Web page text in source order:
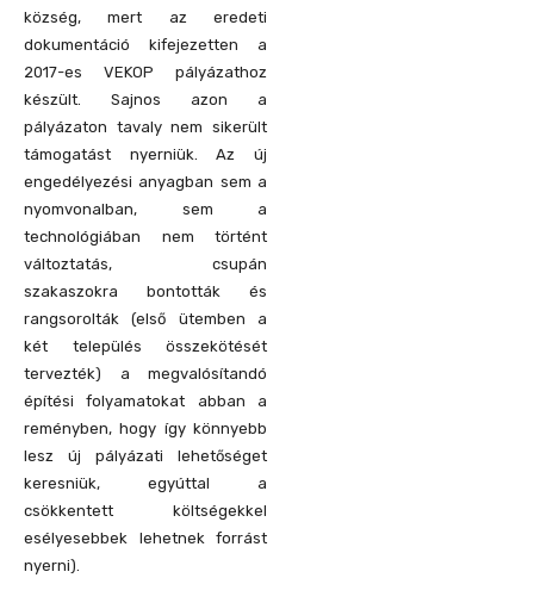
község, mert az eredeti
dokumentáció kifejezetten a
2017-es VEKOP pályázathoz
készült. Sajnos azon a
pályázaton tavaly nem sikerült
támogatást nyerniük. Az új
engedélyezési anyagban sem a
nyomvonalban, sem a
technológiában nem történt
változtatás, csupán
szakaszokra bontották és
rangsorolták (első ütemben a
két település összekötését
tervezték) a megvalósítandó
építési folyamatokat abban a
reményben, hogy így könnyebb
lesz új pályázati lehetőséget
keresniük, egyúttal a
csökkentett költségekkel
esélyesebbek lehetnek forrást
nyerni).